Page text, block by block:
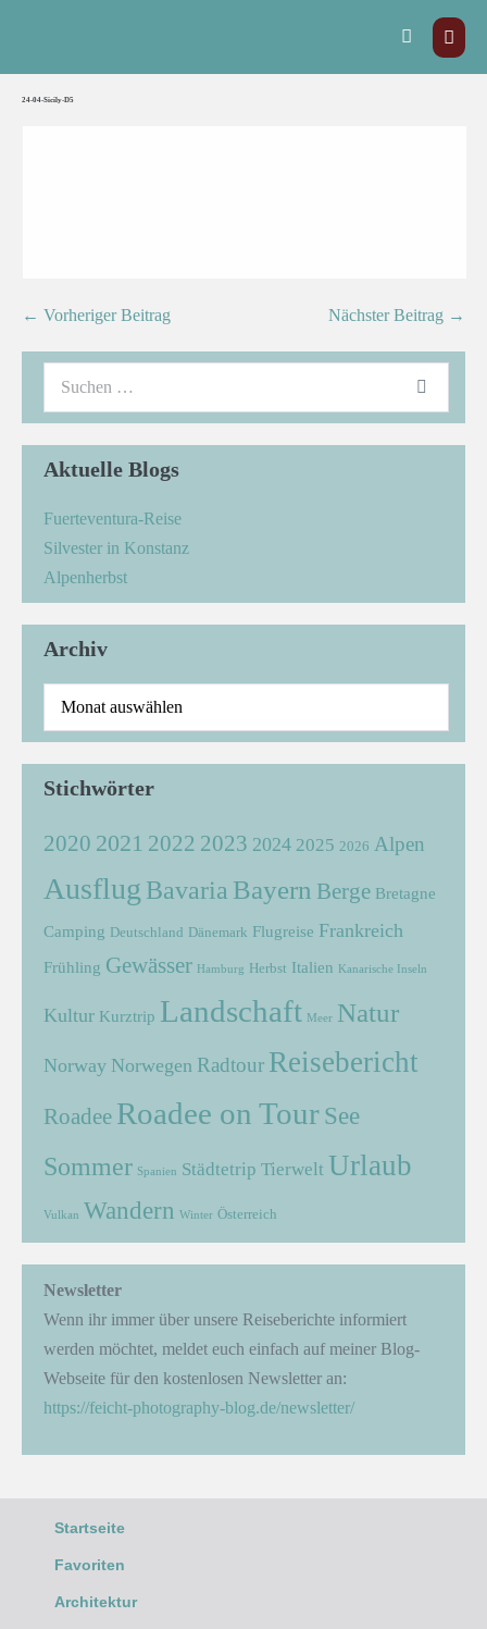
24-04-Sicily-D5
← Vorheriger Beitrag Nächster Beitrag →
Aktuelle Blogs
Fuerteventura-Reise
Silvester in Konstanz
Alpenherbst
Archiv
Stichwörter
2020 2021 2022 2023 2024 2025 2026 Alpen
Ausflug Bavaria Bayern Berge Bretagne
Camping Deutschland Dänemark Flugreise Frankreich
Frühling Gewässer Hamburg Herbst Italien Kanarische Inseln
Kultur Kurztrip Landschaft Meer Natur
Norway Norwegen Radtour Reisebericht
Roadee Roadee on Tour See
Sommer Spanien Städtetrip Tierwelt Urlaub
Vulkan Wandern Winter Österreich
Newsletter
Wenn ihr immer über unsere Reiseberichte informiert
werden möchtet, meldet euch einfach auf meiner Blog-
Webseite für den kostenlosen Newsletter an:
https://feicht-photography-blog.de/newsletter/
Startseite
Favoriten
Architektur